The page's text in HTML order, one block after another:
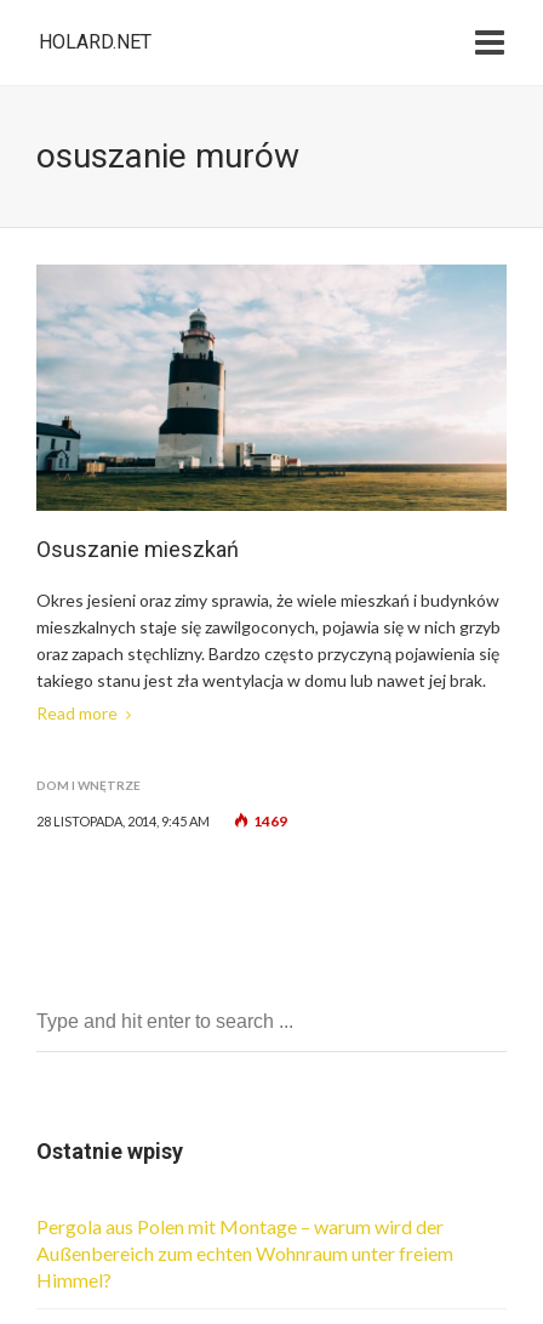
HOLARD.NET
osuszanie murów
Osuszanie mieszkań
Okres jesieni oraz zimy sprawia, że wiele mieszkań i budynków
mieszkalnych staje się zawilgoconych, pojawia się w nich grzyb
oraz zapach stęchlizny. Bardzo często przyczyną pojawienia się
takiego stanu jest zła wentylacja w domu lub nawet jej brak.
Read more
DOM I WNĘTRZE
28 LISTOPADA, 2014, 9:45 AM 1469
Ostatnie wpisy
Pergola aus Polen mit Montage – warum wird der
Außenbereich zum echten Wohnraum unter freiem
Himmel?